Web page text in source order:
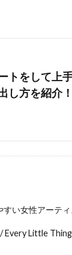
トをして上
し方を紹介！
すい女性アーテ
/ Every Little